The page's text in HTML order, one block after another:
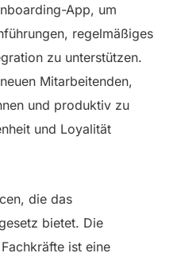
App, um
regelmäßiges
zu unterstützen.
Mitarbeitenden,
und produktiv zu
und Loyalität
die das
bietet. Die
ist eine